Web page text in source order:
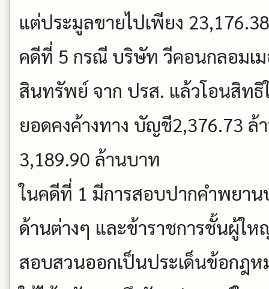
แต่ประมูลขายไปเพียง
คดีที่ 5 กรณี บริษัท วีคอนกลอมเ
สินทรัพย์ จาก ปรส. แล้วโอนสิท
ยอดคงค้างทาง บัญชี2,376.73
3,189.90 ล้านบาท
ในคดีที่ 1 มีการสอบปากคำพยา
ด้านต่างๆ และข้าราชการชั้นผู้ใ
สอบสวนออกเป็นประเด็นข้อกฎห